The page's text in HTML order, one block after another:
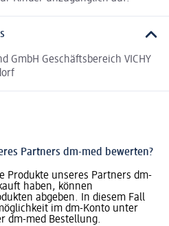
GmbH Geschäftsbereich VICHY
Partners dm-med bewerten?
Produkte unseres Partners dm-
haben, können
abgeben. In diesem Fall
im dm-Konto unter
dm-med Bestellung.